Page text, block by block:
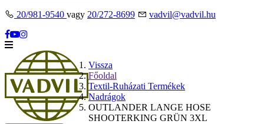
20/981-9540 vagy 20/272-8699 vadvil@vadvil.hu
Vissza
Főoldal
Textil-Ruházati Termékek
Nadrágok
OUTLANDER LANGE HOSE
SHOOTERKING GRÜN 3XL